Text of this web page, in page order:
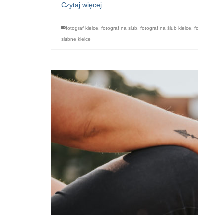
Czytaj więcej
fotograf kielce fotograf na slub fotograf na ślub kielce
slubne kielce